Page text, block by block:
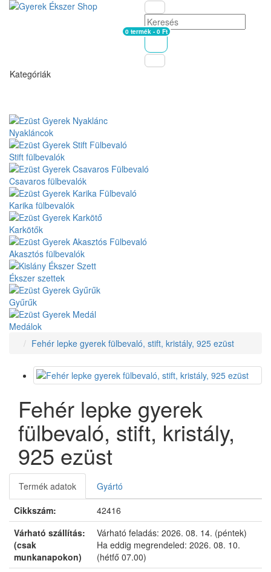
Kosár
0 termék - 0 Ft
Kategóriák
Nyakláncok
Stift fülbevalók
Csavaros fülbevalók
Karika fülbevalók
Karkötők
Akasztós fülbevalók
Ékszer szettek
Gyűrűk
Medálok
Fehér lepke gyerek fülbevaló, stift, kristály, 925 ezüst
Fehér lepke gyerek
fülbevaló, stift, kristály,
925 ezüst
Termék adatok
Gyártó
Cikkszám:
42416
Várható szállítás:
(csak
munkanapokon)
Várható feladás: 2026. 08. 14. (péntek)
Ha eddig megrendeled: 2026. 08. 10.
(hétfő 07.00)